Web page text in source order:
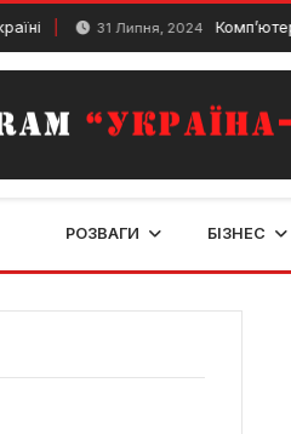
31 Липня, 2024 Комп’ютерні
РОЗВАГИ БІЗНЕС